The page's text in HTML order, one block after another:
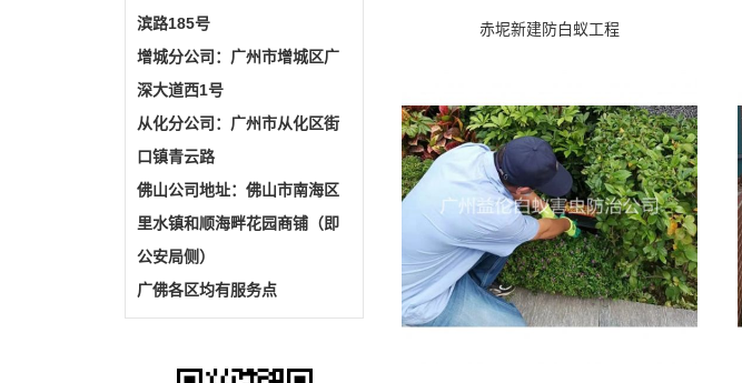
滨路185号
增城分公司：广州市增城区广
深大道西1号
从化分公司：广州市从化区街
口镇青云路
佛山公司地址：佛山市南海区
里水镇和顺海畔花园商铺（即
公安局侧）
广佛各区均有服务点
赤坭新建防白蚁工程